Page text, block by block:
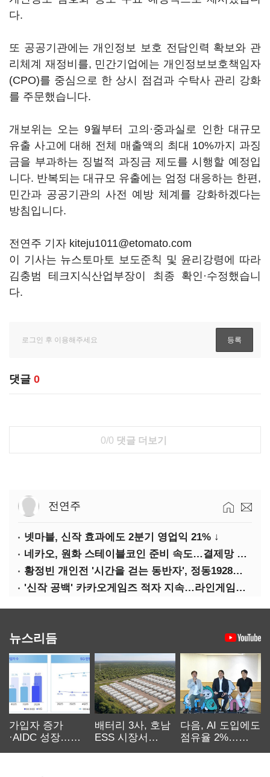
다.
또 공공기관에는 개인정보 보호 전담인력 확보와 관
리체계 재정비를, 민간기업에는 개인정보보호책임자
(CPO)를 중심으로 한 상시 점검과 수탁사 관리 강화
를 주문했습니다.
개보위는 오는 9월부터 고의·중과실로 인한 대규모
유출 사고에 대해 전체 매출액의 최대 10%까지 과징
금을 부과하는 징벌적 과징금 제도를 시행할 예정입
니다. 반복되는 대규모 유출에는 엄정 대응하는 한편,
민간과 공공기관의 사전 예방 체계를 강화하겠다는
방침입니다.
전연주 기자 kiteju1011@etomato.com
이 기사는 뉴스토마토 보도준칙 및 윤리강령에 따라
김충범 테크지식산업부장이 최종 확인·수정했습니
다.
댓글 0
0/0 댓글 더보기
전연주
넷마블, 신작 효과에도 2분기 영업익 21% ↓
네카오, 원화 스테이블코인 준비 속도…결제망 안전장치 확보 과제
황정빈 개인전 '시간을 걷는 동반자', 정동1928아트센터서 개최
'신작 공백' 카카오게임즈 적자 지속…라인게임즈와 합병 X
뉴스리듬
가입자 증가
·AIDC 성장…
배터리 3사, 호남
ESS 시장서
다음, AI 도입에도
점유율 2%…